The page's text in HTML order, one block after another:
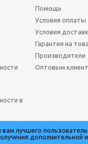
в
Помощь
Условия оплаты
Условия
Гарантия на
Производители
Оптовым
лучшего
дополнительной